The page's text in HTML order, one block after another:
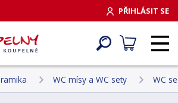
PŘIHLÁSIT SE
WC mísy a WC sety WC